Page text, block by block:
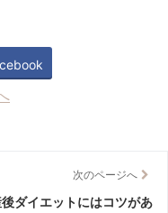
次のページへ
後ダイエットにはコツがあ